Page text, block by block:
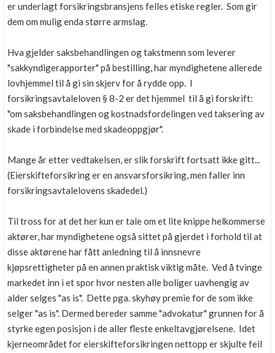
er underlagt forsikringsbransjens felles etiske regler. Som gir
dem om mulig enda større armslag.
Hva gjelder saksbehandlingen og takstmenn som leverer
"sakkyndigerapporter" på bestilling, har myndighetene allerede
lovhjemmel til å gi sin skjerv for å rydde opp. I
forsikringsavtaleloven § 8-2 er det hjemmel til å gi forskrift:
"om saksbehandlingen og kostnadsfordelingen ved taksering av
skade i forbindelse med skadeoppgjør".
Mange år etter vedtakelsen, er slik forskrift fortsatt ikke gitt...
(Eierskifteforsikring er en ansvarsforsikring, men faller inn
forsikringsavtalelovens skadedel.)
Til tross for at det her kun er tale om et lite knippe helkommerse
aktører, har myndighetene også sittet på gjerdet i forhold til at
disse aktørene har fått anledning til å innsnevre
kjøpsrettigheter på en annen praktisk viktig måte. Ved å tvinge
markedet inn i et spor hvor nesten alle boliger uavhengig av
alder selges "as is". Dette pga. skyhøy premie for de som ikke
selger "as is". Dermed bereder samme "advokatur" grunnen for å
styrke egen posisjon i de aller fleste enkeltavgjørelsene. Idet
kjerneområdet for eierskifteforsikringen nettopp er skjulte feil